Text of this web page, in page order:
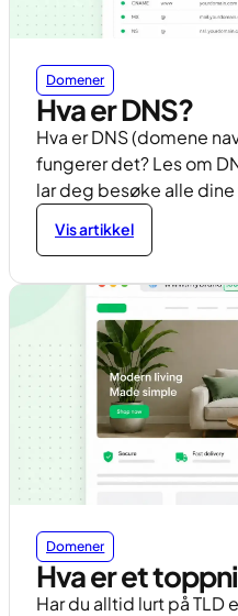
Domener
Hva er DNS?
Hva er DNS (domene
fungerer det? Les om
lar deg besøke alle
Vis artikkel
Domener
Hva er et
Har du alltid lurt på TLD